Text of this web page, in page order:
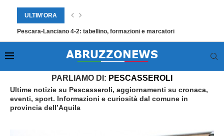
ULTIM'ORA
Pescara-Lanciano 4-2: tabellino, formazioni e marcatori
Home
PARLIAMO DI: PESCASSEROLI
Ultime notizie su Pescasseroli, aggiornamenti su cronaca,
eventi, sport. Informazioni e curiosità dal comune in
provincia dell’Aquila